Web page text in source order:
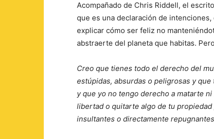
Acompañado de Chris Riddell, el
que es una declaración de
explicar cómo ser feliz no
abstraerte del planeta que habitas.
Creo que tienes todo el derecho del
estúpidas, absurdas o peligrosas y
y que yo no tengo derecho a matarte
libertad o quitarte algo de tu
insultantes o directamente